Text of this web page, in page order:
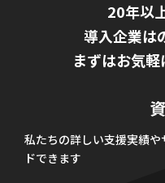
20年以
導入企業は
まずはお気軽
私たちの詳しい支援実績
ドできます